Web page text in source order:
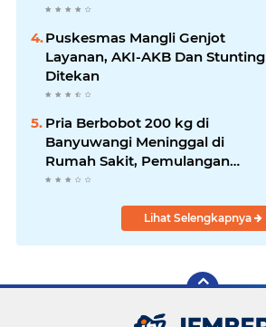
Puskesmas Mangli Genjot
Layanan, AKI-AKB Dan Stunting
Ditekan
Pria Berbobot 200 kg di
Banyuwangi Meninggal di
Rumah Sakit, Pemulangan
Dibantu Damkar dan Basarnas
Lihat Selengkapnya